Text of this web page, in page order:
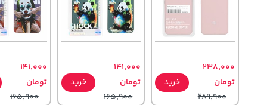
238,000
تومان
289,900
خرید
141,000
تومان
165,900
خرید
141,000
تومان
165,900